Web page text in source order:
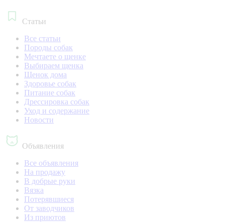
Статьи
Все статьи
Породы собак
Мечтаете о щенке
Выбираем щенка
Щенок дома
Здоровье собак
Питание собак
Дрессировка собак
Уход и содержание
Новости
Объявления
Все объявления
На продажу
В добрые руки
Вязка
Потерявшиеся
От заводчиков
Из приютов